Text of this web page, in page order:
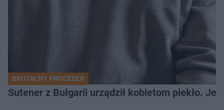
BRUTALNY PROCEDER
Sutener z Bułgarii urządził kobietom piekło.